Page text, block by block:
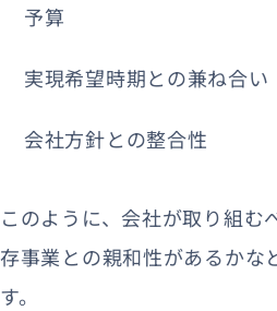
予算
実現希望時期との兼ね合い
会社方針との整合性
このように、会社が取り組む
存事業との親和性があるかな
す。